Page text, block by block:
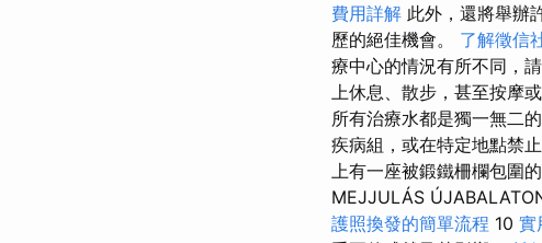
費用詳解 此外，還將舉
歷的絕佳機會。 了解徵信
療中心的情況有所不同，
上休息、散步，甚至按摩
所有治療水都是獨一無二
疾病組，或在特定地點禁
上有一座被鍛鐵柵欄包圍
MEJJULÁS
護照換發的簡單流程 10 實